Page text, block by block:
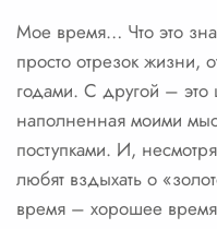
Мое время… Что это
просто отрезок жизни,
годами. С другой – это
наполненная моими
поступками. И,
любят вздыхать о
время – хорошее